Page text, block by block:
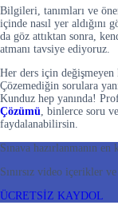
Bilgileri, tanımları ve
içinde nasıl yer aldığını
da göz attıktan sonra,
atmanı tavsiye ediyoruz.
Her ders için
Çözemediğin sorulara
Kunduz hep yanında!
Çözümü, binlerce soru
faydalanabilirsin.
Sınava hazırlanmanın
Sınırsız video içerikler
ÜCRETSİZ KAYDOL